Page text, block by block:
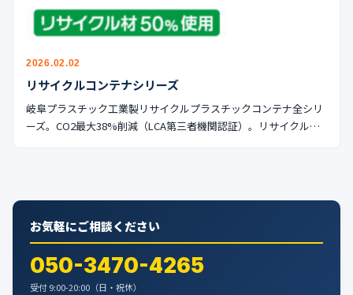
🇺🇸🇰🇷🇹🇼🇻🇳
2026.02.02
リサイクルコンテナシリーズ
岐阜プラスチック工業製リサイクルプラスチックコンテナ全シリ
ーズ。CO2最大38%削減（LCA第三者機関認証）。リサイクル…
お気軽にご相談ください
050-3470-4265
受付 9:00-20:00（日・祝休）